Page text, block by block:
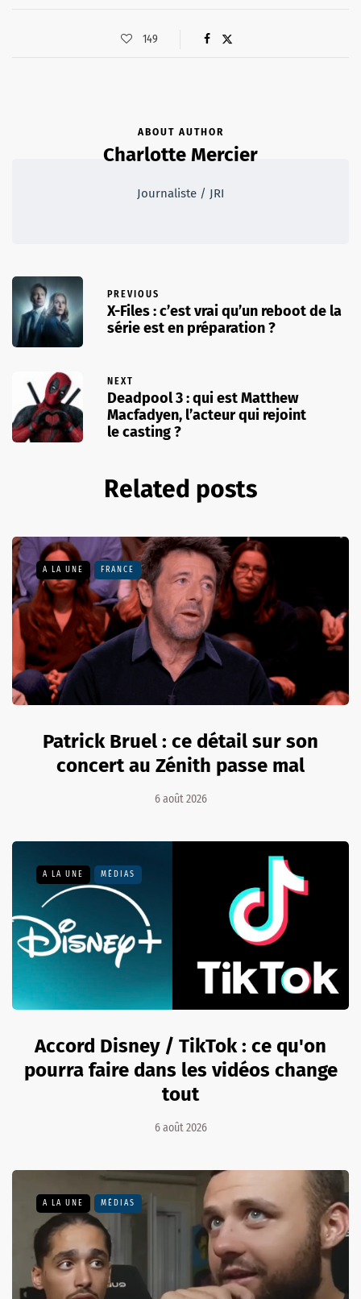
149
ABOUT AUTHOR
Charlotte Mercier
Journaliste / JRI
PREVIOUS
X-Files : c’est vrai qu’un reboot de la
série est en préparation ?
NEXT
Deadpool 3 : qui est Matthew
Macfadyen, l’acteur qui rejoint
le casting ?
Related posts
A LA UNE FRANCE
Patrick Bruel : ce détail sur son
concert au Zénith passe mal
6 août 2026
A LA UNE MÉDIAS
Accord Disney / TikTok : ce qu'on
pourra faire dans les vidéos change
tout
6 août 2026
A LA UNE MÉDIAS